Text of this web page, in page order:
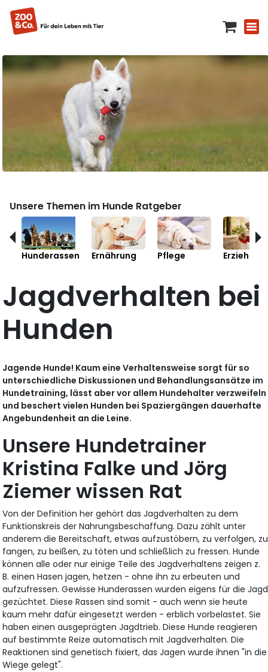
Unsere Themen im Hunde Ratgeber
Hunderassen Ernährung Pflege Erziehung
Jagdverhalten bei
Hunden
Jagende Hunde! Kaum eine Verhaltensweise sorgt für so
unterschiedliche Diskussionen und Behandlungsansätze im
Hundetraining, lässt aber vor allem Hundehalter verzweifeln
und beschert vielen Hunden bei Spaziergängen dauerhafte
Angebundenheit an die Leine.
Unsere Hundetrainer
Kristina Falke und Jörg
Ziemer wissen Rat
Von der Definition her gehört das Jagdverhalten zu dem
Funktionskreis der Nahrungsbeschaffung. Dazu zählt unter
anderem die Bereitschaft, etwas aufzustöbern, zu verfolgen, zu
fangen, zu beißen, zu töten und schließlich zu fressen. Hunde
können alle oder nur einige Teile des Jagdverhaltens zeigen z.
B. einen Hasen jagen, hetzen - ohne ihn zu erbeuten und
aufzufressen. Gewisse Hunderassen wurden eigens für die Jagd
gezüchtet. Diese Rassen sind somit - auch wenn sie heute
kaum mehr dafür eingesetzt werden - erblich vorbelastet. Sie
haben einen ausgeprägten Jagdtrieb. Diese Hunde reagieren
auf bestimmte Reize automatisch mit Jagdverhalten. Die
Reaktionen sind genetisch fixiert, das Jagen wurde ihnen "in die
Wiege gelegt".